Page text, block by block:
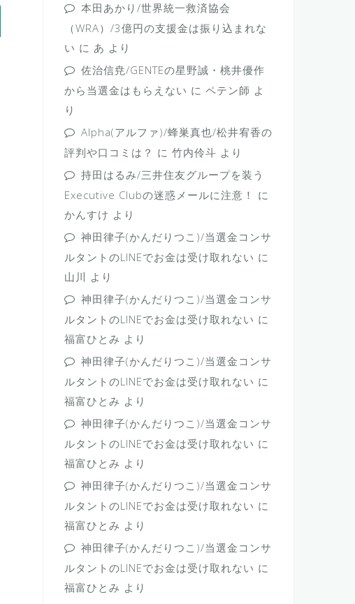
本田あかり/世界統一救済協会
（WRA）/3億円の支援金は振り込まれな
い に あ より
佐治信尭/GENTEの星野誠・桃井優作
から当選金はもらえない に ペテン師 よ
り
Alpha(アルファ)/蜂巣真也/松井宥香の
評判や口コミは？ に 竹内伶斗 より
持田はるみ/三井住友グループを装う
Executive Clubの迷惑メールに注意！
に
かんすけ より
神田律子(かんだりつこ)/当選金コンサ
ルタントのLINEでお金は受け取れない に
山川 より
神田律子(かんだりつこ)/当選金コンサ
ルタントのLINEでお金は受け取れない に
福富ひとみ より
神田律子(かんだりつこ)/当選金コンサ
ルタントのLINEでお金は受け取れない に
福富ひとみ より
神田律子(かんだりつこ)/当選金コンサ
ルタントのLINEでお金は受け取れない に
福富ひとみ より
神田律子(かんだりつこ)/当選金コンサ
ルタントのLINEでお金は受け取れない に
福富ひとみ より
神田律子(かんだりつこ)/当選金コンサ
ルタントのLINEでお金は受け取れない に
福富ひとみ より